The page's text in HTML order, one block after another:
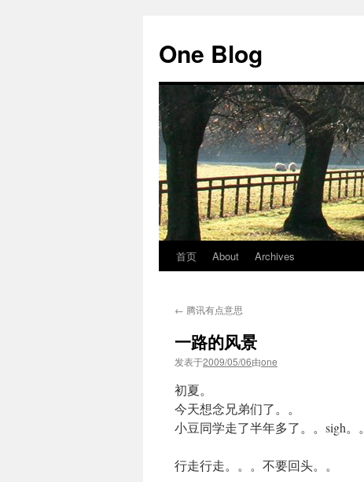
正
文
One Blog
首页 About Archives
← 腾讯有点意思
一路的风景
发表于2009/05/06由one
初夏。
今天想念兄弟们了。。
小豆同学走了半年多了。。sigh。。
行走行走。。。不要回头。。